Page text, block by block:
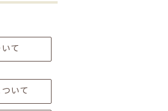
て
いて